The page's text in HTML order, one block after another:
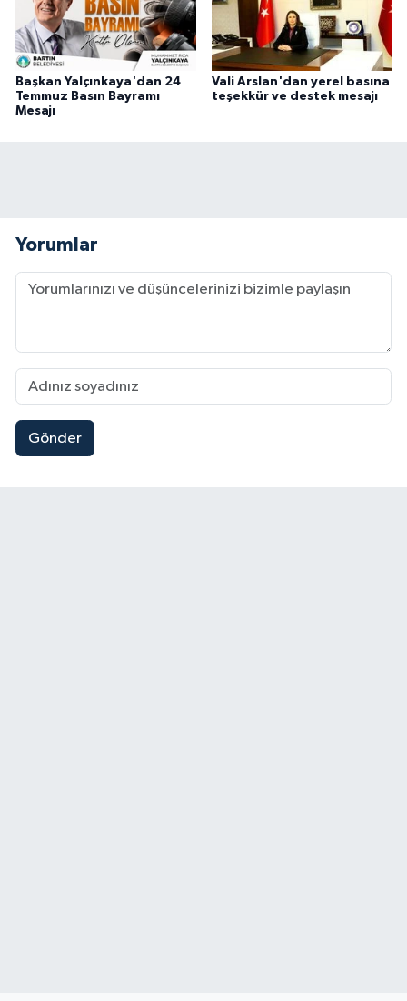
Başkan Yalçınkaya'dan 24
Temmuz Basın Bayramı
Mesajı
Vali Arslan'dan yerel basına
teşekkür ve destek mesajı
Yorumlar
Gönder